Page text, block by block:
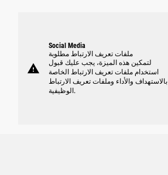
warning
Social Media
ملفات تعريف الارتباط مطلوبة
لتمكين هذه الميزة، يجب عليك قبول
استخدام ملفات تعريف الارتباط الخاصة
بالاستهداف والأداء وملفات تعريف الارتباط
الوظيفية.